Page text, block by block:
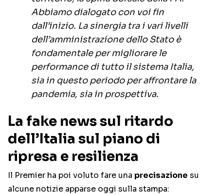
Abbiamo dialogato con voi fin
dall’inizio. La sinergia tra i vari livelli
dell’amministrazione dello Stato è
fondamentale per migliorare le
performance di tutto il sistema Italia,
sia in questo periodo per affrontare la
pandemia, sia in prospettiva.
La fake news sul ritardo
dell’Italia sul piano di
ripresa e resilienza
Il Premier ha poi voluto fare una precisazione su
alcune notizie apparse oggi sulla stampa: